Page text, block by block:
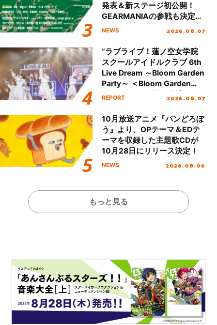
発表＆新ステージ初公開！
GEARMANIAの参戦も決定
し、初となる第3ステージの
NEWS 2026.08.07
“ラブライブ！蓮ノ空女学院
スクールアイドルクラブ 6th
Live Dream ～Bloom Garden
Party～ ＜Bloom Garden
Party Stage／埼玉公演＞”
REPORT 2026.08.07
10月放送アニメ『パンどろぼ
う』より、OPテーマ＆EDテ
ーマを収録した主題歌CDが
10月28日にリリース決定！
NEWS 2026.08.06
もっと見る